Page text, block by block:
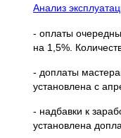
Анализ
- оплаты
на 1,5%.
- доплаты
установлена с
- надбавки к
установлена